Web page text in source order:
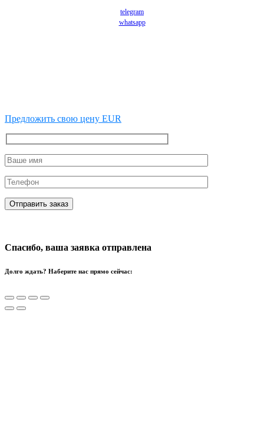
telegram
whatsapp
Предложить свою цену EUR
Спасибо, ваша заявка отправлена
Долго ждать? Наберите нас прямо сейчас: